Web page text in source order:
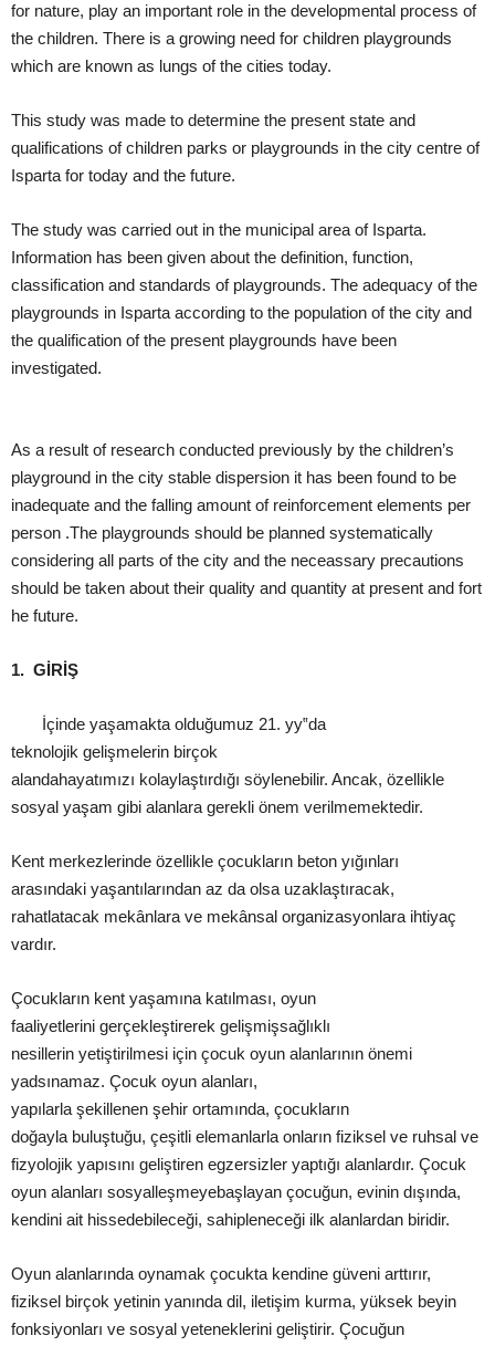
for nature, play an important role in the developmental process of
the children. There is a growing need for children playgrounds
which are known as lungs of the cities today.
This study was made to determine the present state and
qualifications of children parks or playgrounds in the city centre of
Isparta for today and the future.
The study was carried out in the municipal area of Isparta.
Information has been given about the definition, function,
classification and standards of playgrounds. The adequacy of the
playgrounds in Isparta according to the population of the city and
the qualification of the present playgrounds have been
investigated.
As a result of research conducted previously by the children’s
playground in the city stable dispersion it has been found to be
inadequate and the falling amount of reinforcement elements per
person .The playgrounds should be planned systematically
considering all parts of the city and the neceassary precautions
should be taken about their quality and quantity at present and fort
he future.
1. GİRİŞ
İçinde yaşamakta olduğumuz 21. yy‟da
teknolojik gelişmelerin birçok
alandahayatımızı kolaylaştırdığı söylenebilir. Ancak, özellikle
sosyal yaşam gibi alanlara gerekli önem verilmemektedir.
Kent merkezlerinde özellikle çocukların beton yığınları
arasındaki yaşantılarından az da olsa uzaklaştıracak,
rahatlatacak mekânlara ve mekânsal organizasyonlara ihtiyaç
vardır.
Çocukların kent yaşamına katılması, oyun
faaliyetlerini gerçekleştirerek gelişmişsağlıklı
nesillerin yetiştirilmesi için çocuk oyun alanlarının önemi
yadsınamaz. Çocuk oyun alanları,
yapılarla şekillenen şehir ortamında, çocukların
doğayla buluştuğu, çeşitli elemanlarla onların fiziksel ve ruhsal ve
fizyolojik yapısını geliştiren egzersizler yaptığı alanlardır. Çocuk
oyun alanları sosyalleşmeyebaşlayan çocuğun, evinin dışında,
kendini ait hissedebileceği, sahipleneceği ilk alanlardan biridir.
Oyun alanlarında oynamak çocukta kendine güveni arttırır,
fiziksel birçok yetinin yanında dil, iletişim kurma, yüksek beyin
fonksiyonları ve sosyal yeteneklerini geliştirir. Çocuğun